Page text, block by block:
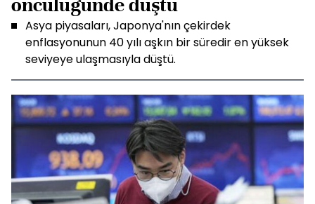
öncülüğünde düştü
Asya piyasaları, Japonya'nın çekirdek
enflasyonunun 40 yılı aşkın bir süredir en yüksek
seviyeye ulaşmasıyla düştü.